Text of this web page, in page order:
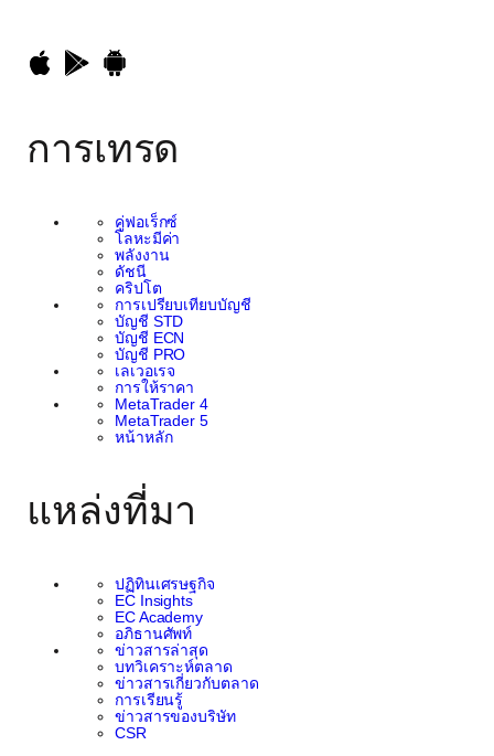
การเทรด
คู่ฟอเร็กซ์
โลหะมีค่า
พลังงาน
ดัชนี
คริปโต
การเปรียบเทียบบัญชี
บัญชี STD
บัญชี ECN
บัญชี PRO
เลเวอเรจ
การให้ราคา
MetaTrader 4
MetaTrader 5
หน้าหลัก
แหล่งที่มา
ปฏิทินเศรษฐกิจ
EC Insights
EC Academy
อภิธานศัพท์
ข่าวสารล่าสุด
บทวิเคราะห์ตลาด
ข่าวสารเกี่ยวกับตลาด
การเรียนรู้
ข่าวสารของบริษัท
CSR